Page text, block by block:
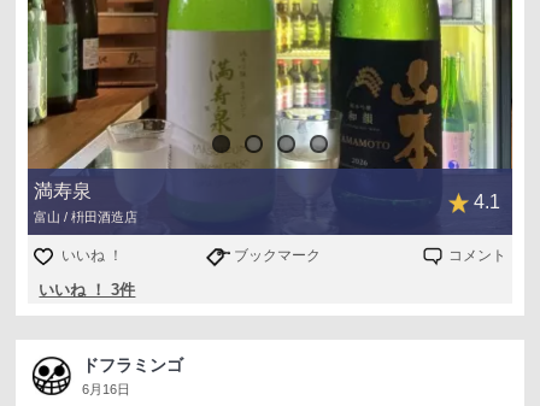
満寿泉
富山 / 枡田酒造店
4.1
いいね ！ ブックマーク コメント
いいね ！ 3件
ドフラミンゴ
6月16日